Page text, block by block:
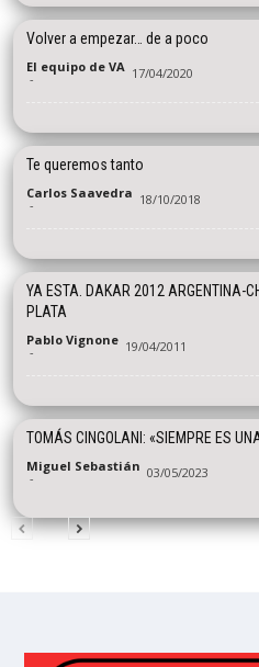
Volver a empezar… de a poco
El equipo de VA
- 17/04/2020
Te queremos tanto
Carlos Saavedra
- 18/10/2018
YA ESTA. DAKAR 2012 ARGENTINA-
PLATA
Pablo Vignone
- 19/04/2011
TOMÁS CINGOLANI: «SIEMPRE ES
Miguel Sebastián
- 03/05/2023